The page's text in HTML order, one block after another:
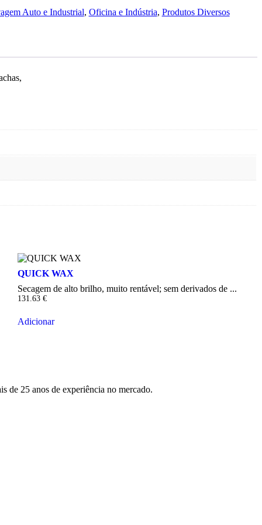
Auto e Industrial, Oficina e Indústria, Produtos Diversos
QUICK WAX
Secagem de alto brilho, muito rentável; sem derivados de ...
131.63 €
Adicionar
de 25 anos de experiência no mercado.